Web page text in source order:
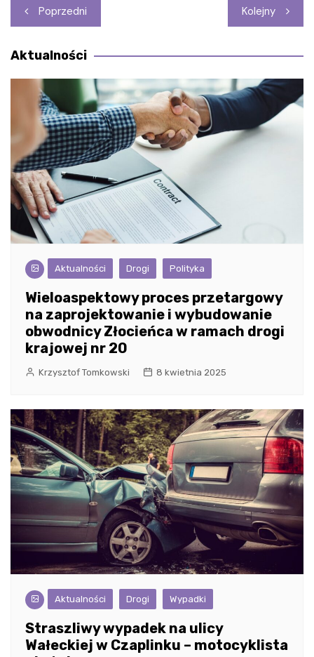
Nawigacja
wpisu
Poprzedni Kolejny
Aktualności
Aktualności Drogi Polityka
Wieloaspektowy proces przetargowy
na zaprojektowanie i wybudowanie
obwodnicy Złocieńca w ramach drogi
krajowej nr 20
Krzysztof Tomkowski 8 kwietnia 2025
Aktualności Drogi Wypadki
Straszliwy wypadek na ulicy
Wałeckiej w Czaplinku – motocyklista